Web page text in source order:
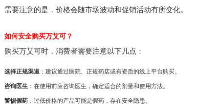
需要注意的是，价格会随市场波动和促销活动有所变化。
如何安全购买万艾可？
购买万艾可时，消费者需要注意以下几点：
选择正规渠道：建议通过医院、正规药店或有资质的线上平台购买。
咨询医生：在使用前应咨询医生，确定适合的剂量和使用方法。
警惕假药：过低价格的产品可能是假药，存在安全隐患。